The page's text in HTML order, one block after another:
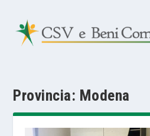
Provincia: Modena